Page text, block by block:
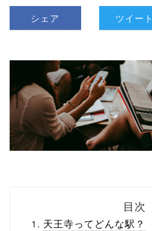
シェア ツイート
目次
天王寺ってどんな駅？